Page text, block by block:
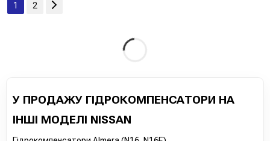
1 2
У ПРОДАЖУ ГІДРОКОМПЕНСАТОРИ НА
ІНШІ МОДЕЛІ NISSAN